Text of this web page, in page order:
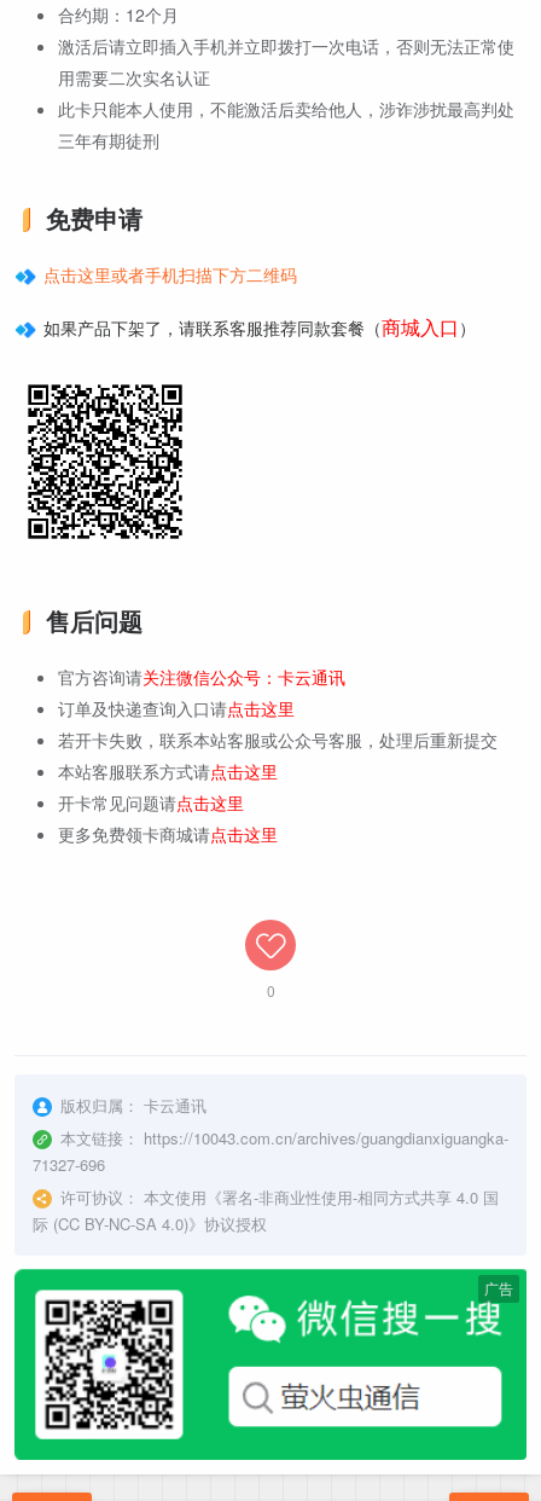
合约期：12个月
激活后请立即插入手机并立即拨打一次电话，否则无法正常使
用需要二次实名认证
此卡只能本人使用，不能激活后卖给他人，涉诈涉扰最高判处
三年有期徒刑
免费申请
点击这里或者手机扫描下方二维码
如果产品下架了，请联系客服推荐同款套餐（商城入口 ）
售后问题
官方咨询请关注微信公众号：卡云通讯
订单及快递查询入口请点击这里
若开卡失败，联系本站客服或公众号客服，处理后重新提交
本站客服联系方式请点击这里
开卡常见问题请点击这里
更多免费领卡商城请点击这里
0
版权归属： 卡云通讯
本文链接： https://10043.com.cn/archives/guangdianxiguangka-
71327-696
许可协议： 本文使用《署名-非商业性使用-相同方式共享 4.0 国
际 (CC BY-NC-SA 4.0)》协议授权
广告